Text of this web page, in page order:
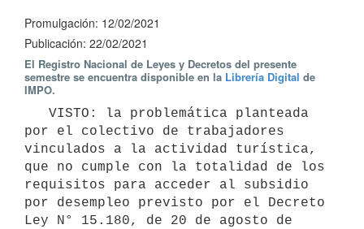
Promulgación: 12/02/2021
Publicación: 22/02/2021
El Registro Nacional de Leyes y Decretos del presente
semestre se encuentra disponible en la Librería Digital de
IMPO.
por el colectivo de trabajadores
vinculados a la actividad turística,
que no cumple con la totalidad de los
requisitos para acceder al subsidio
por desempleo previsto por el Decreto
Ley N° 15.180, de 20 de agosto de